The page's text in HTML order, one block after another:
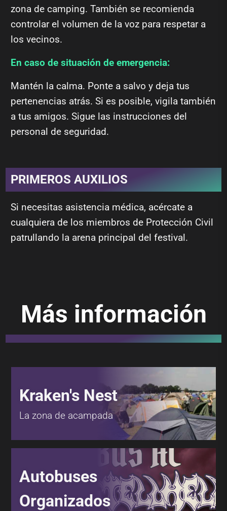
zona de camping. También se recomienda
controlar el volumen de la voz para respetar a
los vecinos.
En caso de situación de emergencia:
Mantén la calma. Ponte a salvo y deja tus
pertenencias atrás. Si es posible, vigila también
a tus amigos. Sigue las instrucciones del
personal de seguridad.
PRIMEROS AUXILIOS
Si necesitas asistencia médica, acércate a
cualquiera de los miembros de Protección Civil
patrullando la arena principal del festival.
Más información
Kraken's Nest
La zona de acampada
Autobuses
Organizados